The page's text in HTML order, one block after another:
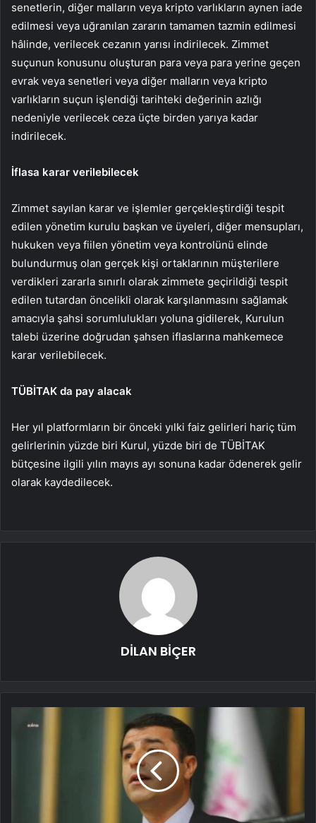
senetlerin, diğer malların veya kripto varlıkların aynen iade
edilmesi veya uğranılan zararın tamamen tazmin edilmesi
hâlinde, verilecek cezanın yarısı indirilecek. Zimmet
suçunun konusunu oluşturan para veya para yerine geçen
evrak veya senetleri veya diğer malların veya kripto
varlıkların suçun işlendiği tarihteki değerinin azlığı
nedeniyle verilecek ceza üçte birden yarıya kadar
indirilecek.
İflasa karar verilebilecek
Zimmet sayılan karar ve işlemler gerçekleştirdiği tespit
edilen yönetim kurulu başkan ve üyeleri, diğer mensupları,
hukuken veya fiilen yönetim veya kontrolünü elinde
bulundurmuş olan gerçek kişi ortaklarının müşterilere
verdikleri zararla sınırlı olarak zimmete geçirildiği tespit
edilen tutardan öncelikli olarak karşılanmasını sağlamak
amacıyla şahsi sorumlulukları yoluna gidilerek, Kurulun
talebi üzerine doğrudan şahsen iflaslarına mahkemece
karar verilebilecek.
TÜBİTAK da pay alacak
Her yıl platformların bir önceki yılki faiz gelirleri hariç tüm
gelirlerinin yüzde biri Kurul, yüzde biri de TÜBİTAK
bütçesine ilgili yılın mayıs ayı sonuna kadar ödenerek gelir
olarak kaydedilecek.
DİLAN BİÇER